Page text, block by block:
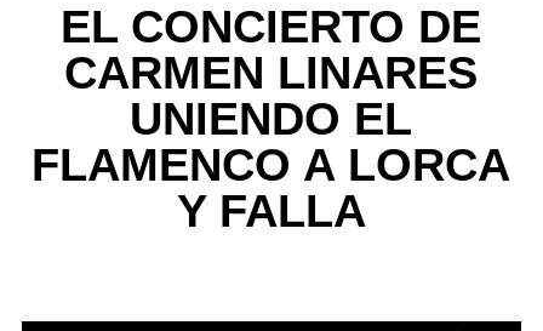
EL CONCIERTO DE
CARMEN LINARES
UNIENDO EL
FLAMENCO A LORCA
Y FALLA